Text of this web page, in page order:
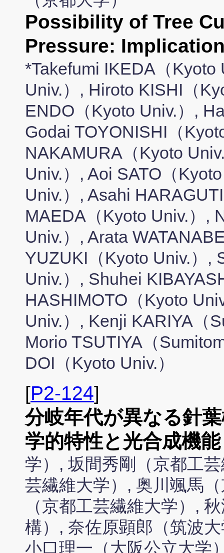
Possibility of Tree
Pressure:
*Takefumi IKEDA（Kyoto
Univ.）, Hiroto KISHI（
ENDO（Kyoto Univ.）,
Godai TOYONISHI（
NAKAMURA（Kyoto
Univ.）, Aoi SATO（
Univ.）, Asahi
MAEDA（Kyoto Univ.）,
Univ.）, Arata
YUZUKI（Kyoto Univ.）,
Univ.）, Shuhei
HASHIMOTO（Kyoto
Univ.）, Kenji KARIYA（
Morio TSUTIYA（
DOI（Kyoto Univ.）
[P2-124]
分岐年代が異なる針
学的特性と光合成機能
学）, 坂間秀剛（京都工
芸繊維大学）, 奥川颯馬
（京都工芸繊維大学）,
構）, 奈佐原顕郎（筑波
小口理一（大阪公立大学